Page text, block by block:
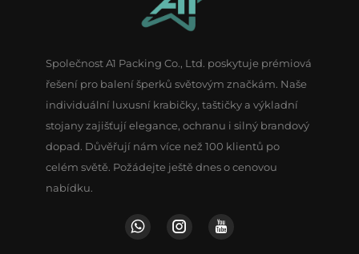
Společnost A1 Packing Co., Ltd. poskytuje prémiová
řešení pro balení šperků světovým značkám. Naše
individuální luxusní krabičky, taštičky a výkladní
stojany zajišťují elegance, ochranu i silný brandový
dopad. Důvěřují nám více než 100 klientů po
celém světě. Požádejte ještě dnes o cenovou
nabídku.